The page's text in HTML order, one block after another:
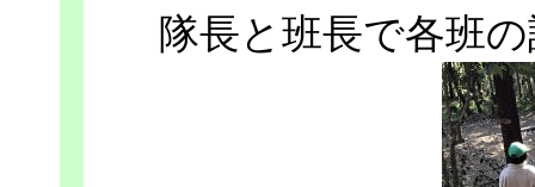
隊長と班長で各班